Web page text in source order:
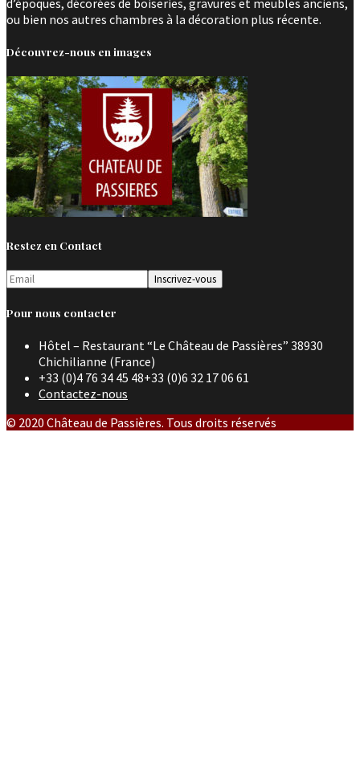
d’époques, décorées de boiseries, gravures et meubles anciens,
ou bien nos autres chambres à la décoration plus récente.
Découvrez-nous en images
Restez en Contact
Pour nous contacter
Hôtel – Restaurant “Le Château de Passières” 38930
Chichilianne (France)
+33 (0)4 76 34 45 48+33 (0)6 32 17 06 61
Contactez-nous
© 2020 Château de Passières. Tous droits réservés